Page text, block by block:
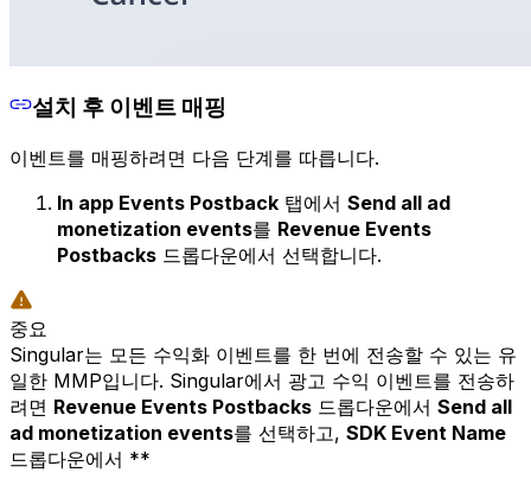
설치 후 이벤트 매핑
이벤트를 매핑하려면 다음 단계를 따릅니다.
In app Events Postback 탭에서 Send all ad
monetization events를 Revenue Events
Postbacks 드롭다운에서 선택합니다.
중요
Singular는 모든 수익화 이벤트를 한 번에 전송할 수 있는 유
일한 MMP입니다. Singular에서 광고 수익 이벤트를 전송하
려면 Revenue Events Postbacks 드롭다운에서 Send all
ad monetization events를 선택하고, SDK Event Name
드롭다운에서 **